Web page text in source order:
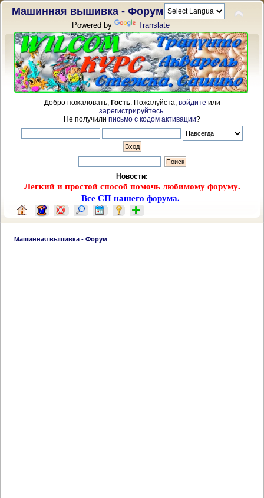
Машинная вышивка - Форум
Powered by Translate
Добро пожаловать, Гость. Пожалуйста, войдите или
зарегистрируйтесь
Не получили письмо с кодом активации?
Новости:
Легкий и простой способ помочь любимому форуму.
Все СП нашего форума.
Машинная вышивка - Форум